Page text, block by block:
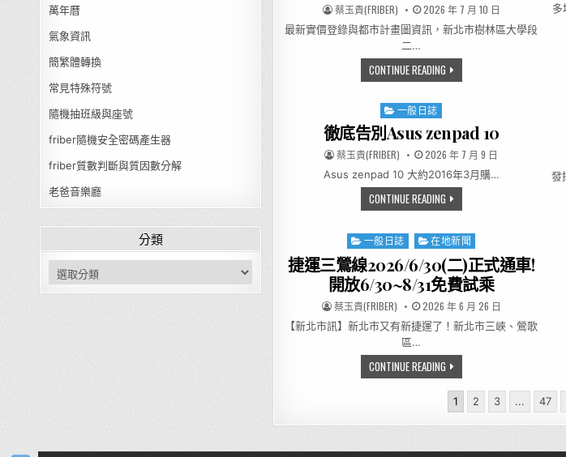
AUTHOR:
蔡玉貴(FRIBER) PUBLISHED DATE:
2026 年 7 月 10 日
最新實價登錄與都市計畫圖資訊，新北市樹林區大學段
二…
CONTINUE READING大學段二小段70地號未來
多
Posted in
一般日誌
徹底告別Asus zenpad 10
AUTHOR:
蔡玉貴(FRIBER) PUBLISHED DATE:
2026 年 7 月 9 日
Asus zenpad 10 大約2016年3月購…
CONTINUE READING徹底告別ASUS ZENPAD 10
發
Posted in
一般日誌 在地新聞
捷運三鶯線2026/6/30(二)正式通車!
開放6/30~8/31免費試乘
AUTHOR:
蔡玉貴(FRIBER) PUBLISHED DATE:
2026 年 6 月 26 日
【新北市訊】新北市又有新捷運了！新北市三峽、鶯歌
區…
CONTINUE READING捷運三鶯線2026/6/30(二)
Posts pagination1 2 3 ... 47
萬年曆
氣象資訊
簡繁體轉換
常見特殊符號
隨機抽班級與座號
friber隨機安全密碼產生器
friber質數判斷與質因數分解
老爸音樂廳
分類
分類